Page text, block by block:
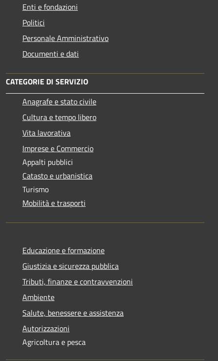
Enti e fondazioni
Politici
Personale Amministrativo
Documenti e dati
CATEGORIE DI SERVIZIO
Anagrafe e stato civile
Cultura e tempo libero
Vita lavorativa
Imprese e Commercio
Appalti pubblici
Catasto e urbanistica
Turismo
Mobilità e trasporti
Educazione e formazione
Giustizia e sicurezza pubblica
Tributi, finanze e contravvenzioni
Ambiente
Salute, benessere e assistenza
Autorizzazioni
Agricoltura e pesca